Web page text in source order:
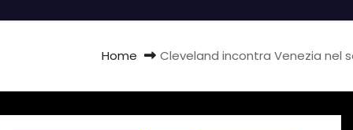
Home Cleveland incontra Venezia nel